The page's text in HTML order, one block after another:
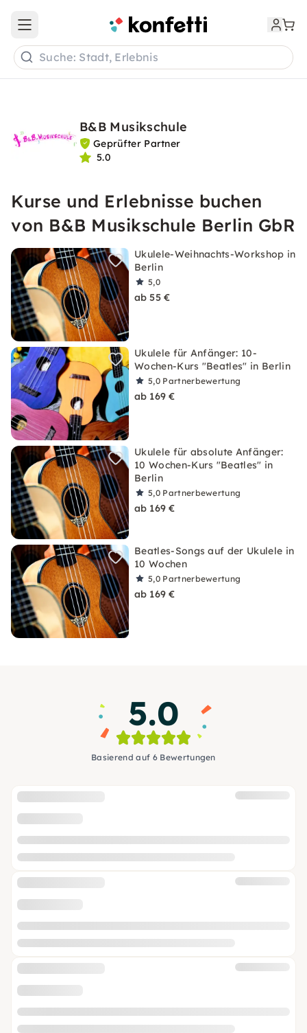
Open main menu
Suche: Stadt, Erlebnis
B&B Musikschule
Geprüfter Partner
5.0
Kurse und Erlebnisse buchen
von B&B Musikschule Berlin GbR
Ukulele-Weihnachts-Workshop in
Berlin
5,0
ab 55 €
Ukulele für Anfänger: 10-
Wochen-Kurs "Beatles" in Berlin
5,0 Partnerbewertung
ab 169 €
Ukulele für absolute Anfänger:
10 Wochen-Kurs "Beatles" in
Berlin
5,0 Partnerbewertung
ab 169 €
Beatles-Songs auf der Ukulele in
10 Wochen
5,0 Partnerbewertung
ab 169 €
5.0
Basierend auf 6 Bewertungen